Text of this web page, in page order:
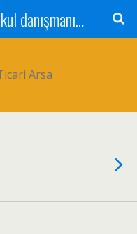
Emlak ofisi / Gayrimenkul danışmanı Satılık daire / Kiralık daire Satılık arsa / Tarla Satılık dükkan / Mağaza Devren satılık işyeri Depo ve antrepo Yatırım: Yatırımlık arsa
Arsa